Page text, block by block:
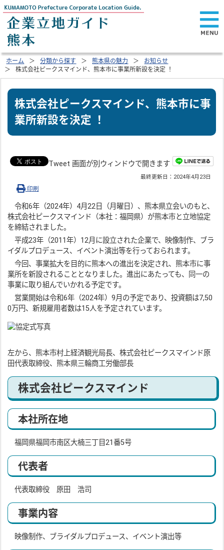
ホーム 分類から探す 熊本県の魅力
お知らせ
株式会社ピークスマインド、熊本市に事業所新設を決定 ！
株式会社ピークスマインド、熊本市に事
業所新設を決定 ！
Tweet 画面が別ウィンドウで開きます
最終更新日： 2024年4月23日
印刷
令和6年（2024年）4月22日（月曜日）、熊本県立会いのもと、
株式会社ピークスマインド（本社：福岡県）が熊本市と立地協定
を締結されました。
平成23年（2011年）12月に設立された企業で、映像制作、ブラ
イダルプロデュース、イベント演出等を行っておられます。
今回、事業拡大を目的に熊本への進出を決定され、熊本市に事
業所を新設されることとなりました。進出にあたっても、同一の
事業に取り組んでいかれる予定です。
営業開始は令和6年（2024年）9月の予定であり、投資額は7,50
0万円、新規雇用者数は15人を予定されています。
左から、熊本市村上経済観光局長、株式会社ピークスマインド原
田代表取締役、熊本県三輪商工労働部長
株式会社ピークスマインド
本社所在地
福岡県福岡市南区大楠三丁目21番5号
代表者
代表取締役 原田 浩司
事業内容
映像制作、ブライダルプロデュース、イベント演出等